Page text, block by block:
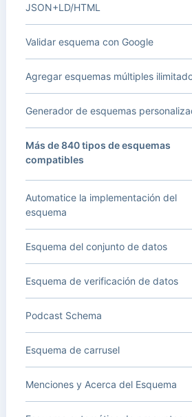
JSON+LD/HTML
Validar esquema con Google
Agregar esquemas múltiples
Generador de esquemas
Más de 840 tipos de esquemas
compatibles
Automatice la implementación del
esquema
Esquema del conjunto de datos
Esquema de verificación de datos
Podcast Schema
Esquema de carrusel
Menciones y Acerca del Esquema